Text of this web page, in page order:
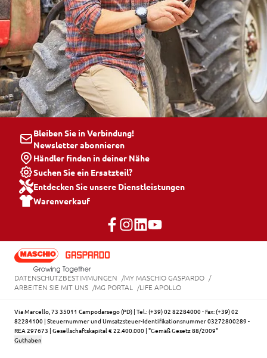
Bleiben Sie in Verbindung!
Newsletter abonnieren
Händler finden in deiner Nähe
Suchen Sie ein Ersatzteil?
Entdecken Sie unsere Dienstleistungen
Warenverkauf
DATENSCHUTZBESTIMMUNGEN
MY MASCHIO GASPARDO
ARBEITEN SIE MIT UNS
MG PORTAL LIFE APOLLO
Via Marcello, 73 35011 Campodarsego (PD) | Tel.: (+39) 02 82284000 - Fax: (+39) 02
82284100 | Steuernummer und Umsatzsteuer-Identifikationsnummer 03272800289 -
REA 297673 | Gesellschaftskapital € 22.400.000 | "Gemäß Gesetz 88/2009"
Guthaben